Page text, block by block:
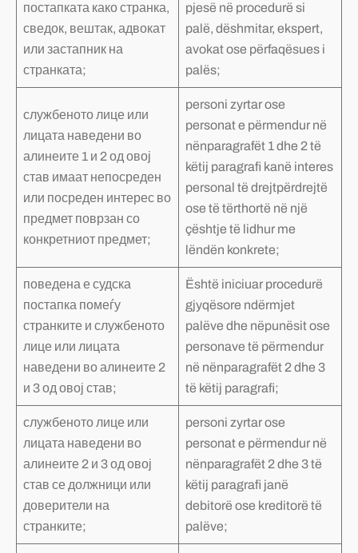
постапката како странка,
сведок, вештак, адвокат
или застапник на
странката;
pjesë në procedurë si
palë, dëshmitar, ekspert,
avokat ose përfaqësues i
palës;
службеното лице или
лицата наведени во
алинеите 1 и 2 од овој
став имаат непосреден
или посреден интерес во
предмет поврзан со
конкретниот предмет;
personi zyrtar ose
personat e përmendur në
nënparagrafët 1 dhe 2 të
këtij paragrafi kanë interes
personal të drejtpërdrejtë
ose të tërthortë në një
çështje të lidhur me
lëndën konkrete;
поведена е судска
постапка помеѓу
странките и службеното
лице или лицата
наведени во алинеите 2
и 3 од овој став;
Është iniciuar procedurë
gjyqësore ndërmjet
palëve dhe nëpunësit ose
personave të përmendur
në nënparagrafët 2 dhe 3
të këtij paragrafi;
службеното лице или
лицата наведени во
алинеите 2 и 3 од овој
став се должници или
доверители на
странките;
personi zyrtar ose
personat e përmendur në
nënparagrafët 2 dhe 3 të
këtij paragrafi janë
debitorë ose kreditorë të
palëve;